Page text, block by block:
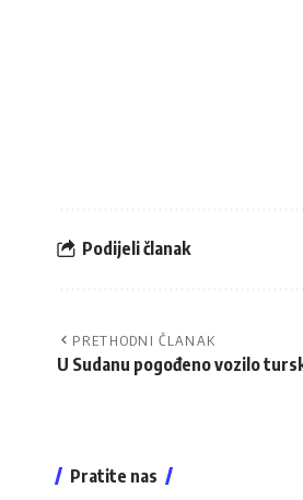
Podijeli članak
PRETHODNI ČLANAK
U Sudanu pogođeno vozilo
Pratite nas